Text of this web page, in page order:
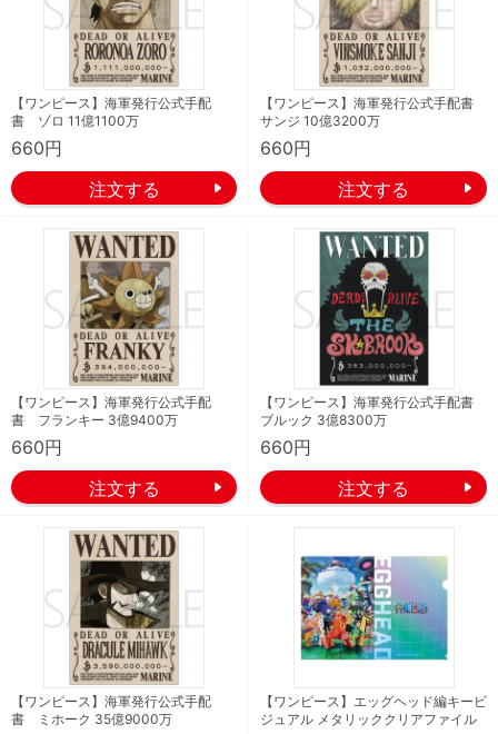
【ワンピース】海軍発行公式手配
書 ゾロ 11億1100万
660円
【ワンピース】海軍発行公式手配書
サンジ 10億3200万
660円
【ワンピース】海軍発行公式手配
書 フランキー 3億9400万
660円
【ワンピース】海軍発行公式手配書
ブルック 3億8300万
660円
【ワンピース】海軍発行公式手配
書 ミホーク 35億9000万
【ワンピース】エッグヘッド編キービ
ジュアル メタリッククリアファイル